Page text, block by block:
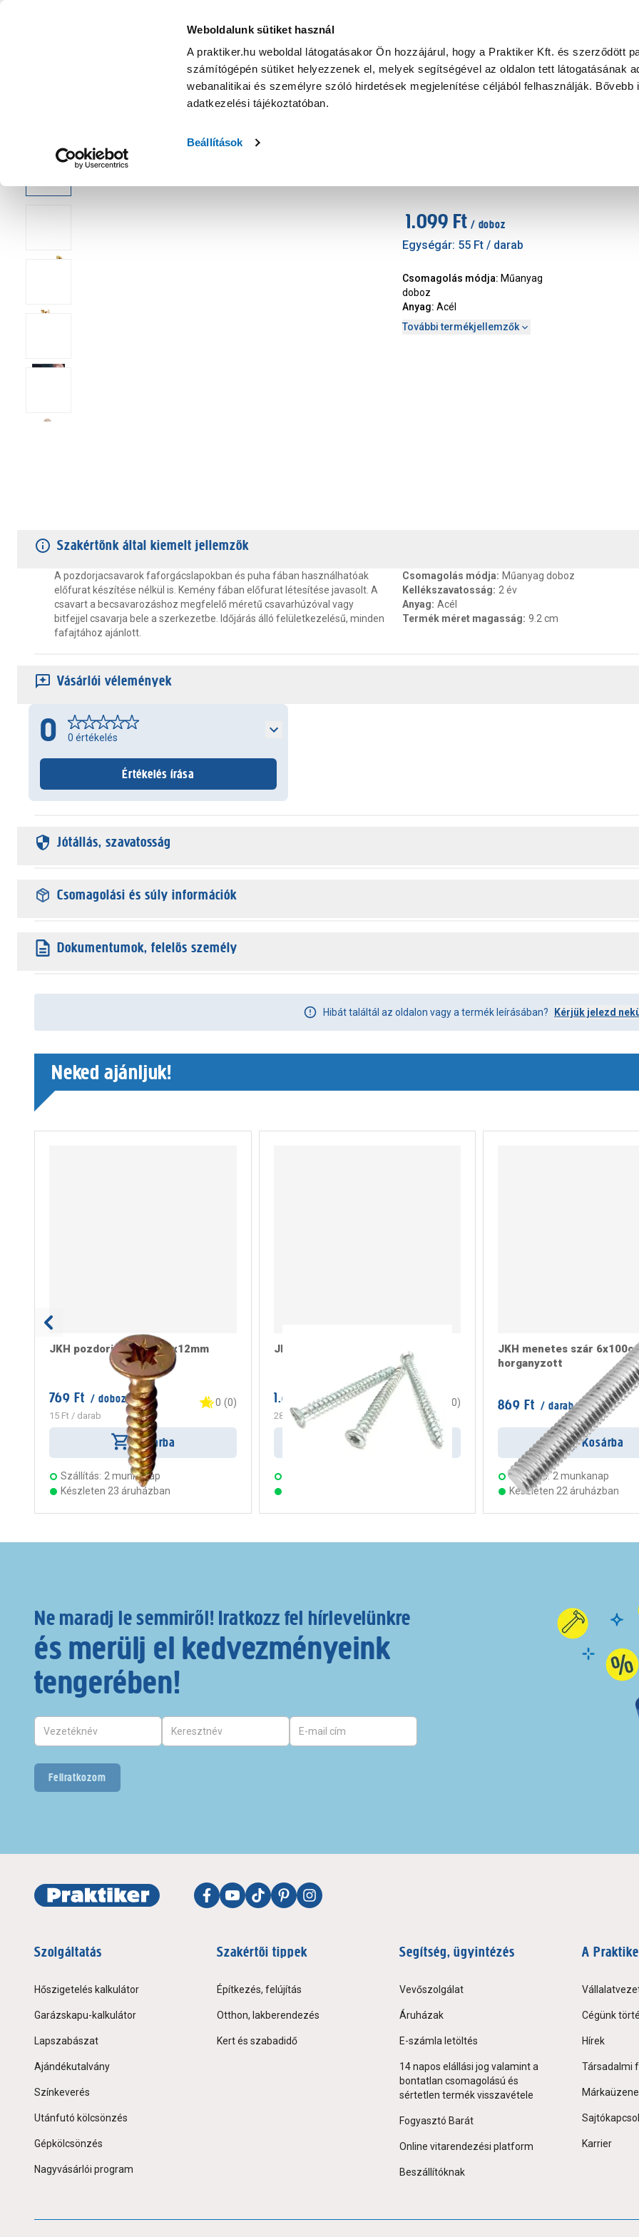
Weboldalunk sütiket használ
A praktiker.hu weboldal látogatásakor Ön hozzájárul, hogy a Praktiker Kft. és szerződött
számítógépén sütiket helyezzenek el, melyek segítségével az oldalon tett látogatásának
webanalitikai és személyre szóló hirdetések megjelenítése céljából felhasználják. Bővebb
adatkezelési tájékoztatóban.
Beállítások
KATEGÓRIÁK
Nyereményjáték Praktiker Professional Szakiajánló Ügyintézés és Információ
1.099 Ft / doboz
Egységár: 55 Ft / darab
Csomagolás módja: Műanyag
doboz
Anyag: Acél
További termékjellemzők
Szakértőnk által kiemelt jellemzők
A pozdorjacsavarok faforgácslapokban és puha fában használhatóak
előfurat készítése nélkül is. Kemény fában előfurat létesítése javasolt. A
csavart a becsavarozáshoz megfelelő méretű csavarhúzóval vagy
bitfejjel csavarja bele a szerkezetbe. Időjárás álló felületkezelésű, minden
fafajtához ajánlott.
Csomagolás módja: Műanyag doboz
Kellékszavatosság: 2 év
Anyag: Acél
Termék méret magasság: 9.2 cm
Vásárlói vélemények
0 0 értékelés
Értékelés írása
Jótállás, szavatosság
Csomagolási és súly információk
Dokumentumok, felelős személy
Hibát találtál az oldalon vagy a termék leírásában? Kérjük jelezd
Neked ajánljuk!
JKH pozdorjacsavar 2,5x12mm
769 Ft / doboz
15 Ft / darab
0 (0)
Kosárba
Szállítás: 2 munkanap
Készleten 23 áruházban
JKH tokrögzítő csavar 7,5x182
1.699 Ft / doboz
283 Ft/ darab
0)
Kosárba
JKH menetes szár
horganyzott
869 Ft / darab
Kosárba
Szállítás: 2 munkanap
Készleten 22 áruházban
Ne maradj le semmiről! Iratkozz fel hírlevelünkre
és merülj el kedvezményeink
tengerében!
Feliratkozom
Szolgáltatás
Hőszigetelés kalkulátor
Garázskapu-kalkulátor
Lapszabászat
Ajándékutalvány
Színkeverés
Utánfutó kölcsönzés
Gépkölcsönzés
Nagyvásárlói program
Szakértői tippek
Építkezés, felújítás
Otthon, lakberendezés
Kert és szabadidő
Segítség, ügyintézés
Vevőszolgálat
Áruházak
E-számla letöltés
14 napos elállási jog valamint a
bontatlan csomagolású és
sértetlen termék visszavétele
Fogyasztó Barát
Online vitarendezési platform
Beszállítóknak
A
Cégünk
Hírek
Társadalmi
Karrier